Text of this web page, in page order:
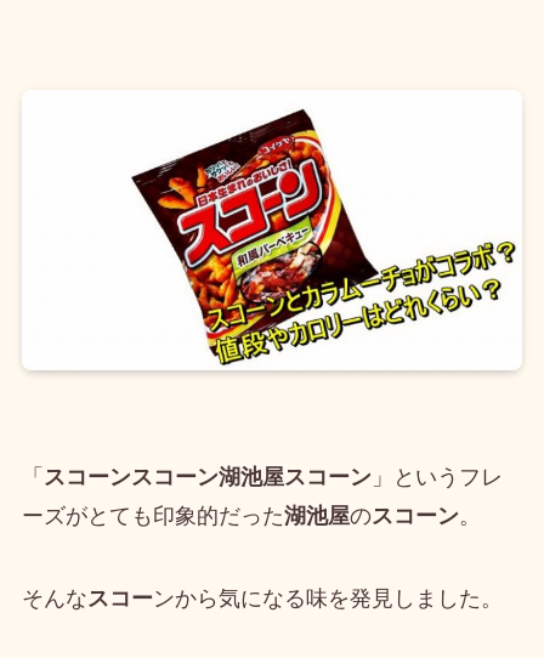
「 スコーンスコーン湖池屋スコーン」というフレ
ーズがとても印象的だった湖池屋のスコーン。
そんなスコーンから気になる味を発見しました。